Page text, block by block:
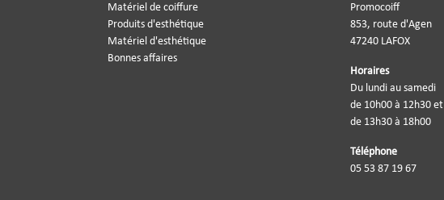
Matériel de coiffure
Produits d'esthétique
Matériel d'esthétique
Bonnes affaires
Promocoiff
853, route d'Agen
47240 LAFOX
Horaires
Du lundi au samedi
de 10h00 à 12h30 et
de 13h30 à 18h00
Téléphone
05 53 87 19 67